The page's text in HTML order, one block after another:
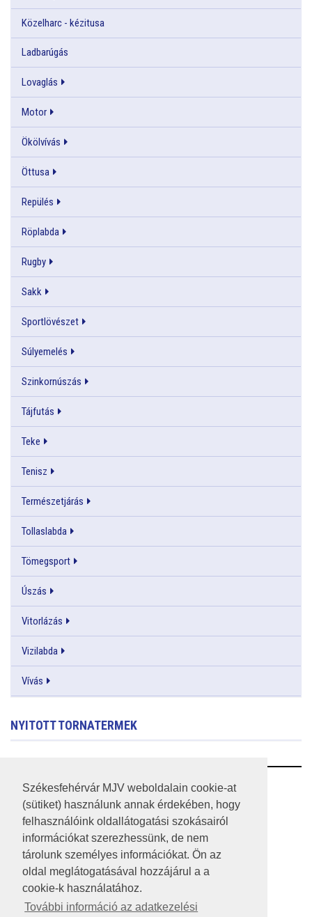
Székesfehérvár MJV weboldalain cookie-at
(sütiket) használunk annak érdekében, hogy
felhasználóink oldallátogatási szokásairól
információkat szerezhessünk, de nem
tárolunk személyes információkat. Ön az
oldal meglátogatásával hozzájárul a a
cookie-k használatához.
További információ az adatkezelési
Közelharc - kézitusa
Ladbarúgás
Lovaglás
Motor
Ökölvívás
Öttusa
Repülés
Röplabda
Rugby
Sakk
Sportlövészet
Súlyemelés
Szinkornúszás
Tájfutás
Teke
Tenisz
Természetjárás
Tollaslabda
Tömegsport
Úszás
Vitorlázás
Vizilabda
Vívás
NYITOTT TORNATERMEK
RSS
A HONLAP 2017.03.31-I ÁLLAPOTA
JOGI NYILATKOZAT
IMPRESSZUM